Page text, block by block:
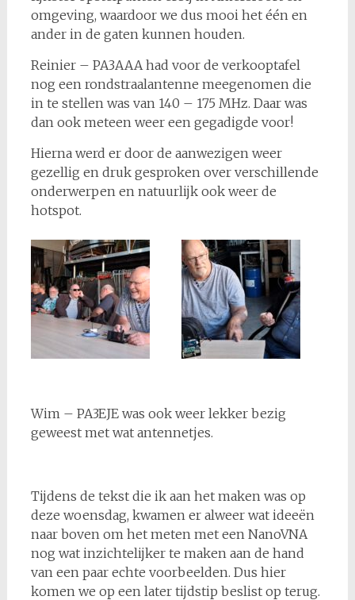
omgeving, waardoor we dus mooi het één en
ander in de gaten kunnen houden.
Reinier – PA3AAA had voor de verkooptafel
nog een rondstraalantenne meegenomen die
in te stellen was van 140 – 175 MHz. Daar was
dan ook meteen weer een gegadigde voor!
Hierna werd er door de aanwezigen weer
gezellig en druk gesproken over verschillende
onderwerpen en natuurlijk ook weer de
hotspot.
Wim – PA3EJE was ook weer lekker bezig
geweest met wat antennetjes.
Tijdens de tekst die ik aan het maken was op
deze woensdag, kwamen er alweer wat ideeën
naar boven om het meten met een NanoVNA
nog wat inzichtelijker te maken aan de hand
van een paar echte voorbeelden. Dus hier
komen we op een later tijdstip beslist op terug.